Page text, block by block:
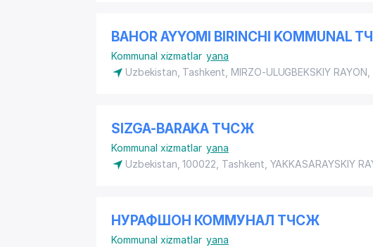
BAHOR AYYOMI BIRINCHI KOMMUNAL
Kommunal xizmatlar yana
Uzbekistan, Tashkent, MIRZO-ULUGBEKSKIY RAYON
SIZGA-BARAKA ТЧСЖ
Kommunal xizmatlar yana
Uzbekistan, 100022, Tashkent, YAKKASARAYSKIY
НУРАФШОН КОММУНАЛ ТЧСЖ
Kommunal xizmatlar yana